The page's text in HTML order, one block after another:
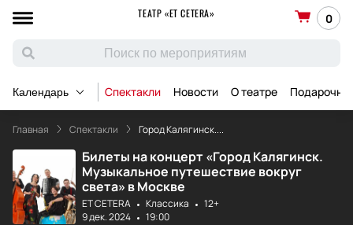
ТЕАТР «ET CETERA» 0
Календарь Спектакли Новости О театре
Главная Спектакли Город Калягинск....
Билеты на концерт «Город Калягинск.
Музыкальное путешествие вокруг
света» в Москве
ET CETERA Классика
12+
9 дек. 2024
19:00